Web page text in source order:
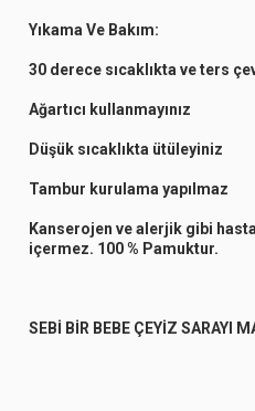
Yıkama Ve Bakım:
30 derece sıcaklıkta ve ters
Ağartıcı kullanmayınız
Düşük sıcaklıkta ütüleyiniz
Tambur kurulama yapılmaz
Kanserojen ve alerjik gibi
içermez. 100 % Pamuktur.
SEBİ BİR BEBE ÇEYİZ SARAYI